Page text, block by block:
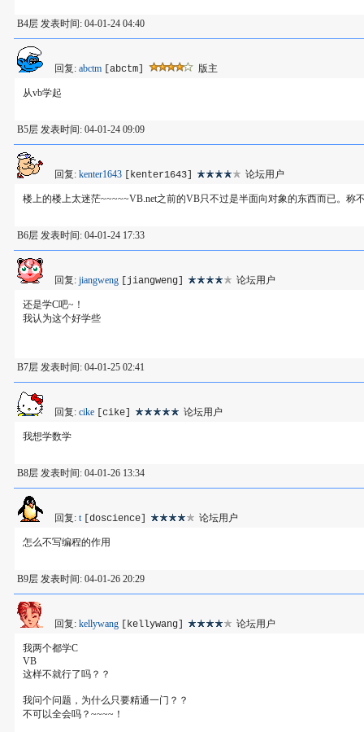
B4层 发表时间: 04-01-24 04:40
回复: abctm [abctm] 版主
从vb学起
B5层 发表时间: 04-01-24 09:09
回复: kenter1643 [kenter1643] 论坛用户
楼上的楼上太迷茫~~~~~VB.net之前的VB只不过是半面向对象的东西而已。称
B6层 发表时间: 04-01-24 17:33
回复: jiangweng [jiangweng] 论坛用户
还是学C吧~！
我认为这个好学些
B7层 发表时间: 04-01-25 02:41
回复: cike [cike] 论坛用户
我想学数学
B8层 发表时间: 04-01-26 13:34
回复: t [doscience] 论坛用户
怎么不写编程的作用
B9层 发表时间: 04-01-26 20:29
回复: kellywang [kellywang] 论坛用户
我两个都学C
VB
这样不就行了吗？？
我问个问题，为什么只要精通一门？？
不可以全会吗？~~~~！